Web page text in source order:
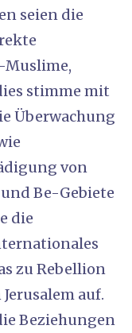
seien die
Muslime,
stimme mit
Überwachung
von
Be-Gebiete
die
zu Rebellion
auf.
Beziehungen